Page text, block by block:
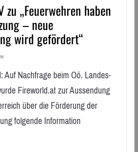
zu „Feuerwehren haben
– neue
wird gefördert“
Auf Nachfrage beim Oö. Landes-
Fireworld.at zur Aussendung
über die Förderung der
folgende Information